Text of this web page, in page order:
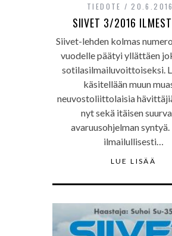
TIEDOTE 20.6.2016
SIIVET 3/2016
Siivet-lehden kolmas
vuodelle päätyi yllättäen
sotilasilmailuvoittoiseksi.
käsitellään muun
neuvostoliittolaisia
nyt sekä itäisen
avaruusohjelman syntyä.
ilmailullisesti…
LUE LISÄÄ